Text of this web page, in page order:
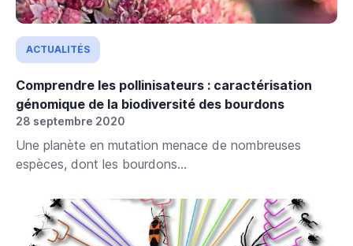
ACTUALITÉS
Comprendre les pollinisateurs : caractérisation
génomique de la biodiversité des bourdons
28 septembre 2020
Une planète en mutation menace de nombreuses
espèces, dont les bourdons...